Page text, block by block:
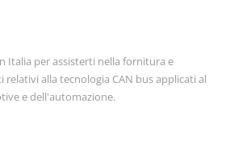
Italia per assisterti nella fornitura e
alla tecnologia CAN bus applicati al
e dell'automazione.